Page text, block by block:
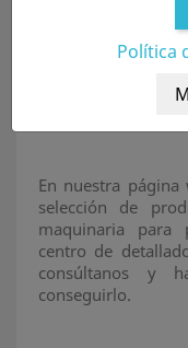
Detailmart
detailer
poder responder
En nuestra
selección de
maquinaria
centro de
consúltanos y
conseguirlo.
Política